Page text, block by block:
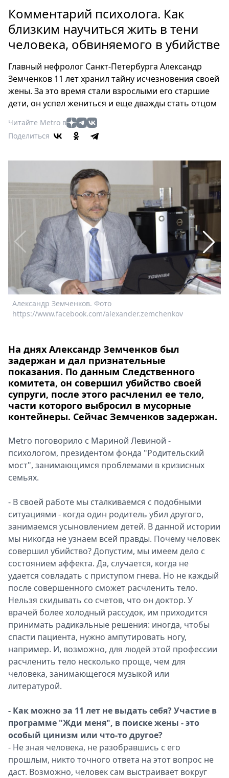
Россия
Мир
Здоровье
Туризм
Мода
Театр
Кино
Афиша
Книги
Выставки
Пресс-
релизы
Metro
Стримы
Спецпроекты
Звезды
Выборы
2026
Скачай
Metro
Комментарий психолога. Как
близким научиться жить в тени
человека, обвиняемого в убийстве
Главный нефролог Санкт-Петербурга Александр
Земченков 11 лет хранил тайну исчезновения своей
жены. За это время стали взрослыми его старшие
дети, он успел жениться и еще дважды стать отцом
Читайте Metro в
Поделиться
Александр Земченков. Фото
https://www.facebook.com/alexander.zemchenkov
На днях Александр Земченков был
задержан и дал признательные
показания. По данным Следственного
комитета, он совершил убийство своей
супруги, после этого расчленил ее тело,
части которого выбросил в мусорные
контейнеры. Сейчас Земченков задержан.
Metro поговорило с Мариной Левиной -
психологом, президентом фонда "Родительский
мост", занимающимся проблемами в кризисных
семьях.
- В своей работе мы сталкиваемся с подобными
ситуациями - когда один родитель убил другого,
занимаемся усыновлением детей. В данной истории
мы никогда не узнаем всей правды. Почему человек
совершил убийство? Допустим, мы имеем дело с
состоянием аффекта. Да, случается, когда не
удается совладать с приступом гнева. Но не каждый
после совершенного сможет расчленить тело.
Нельзя скидывать со счетов, что он доктор. У
врачей более холодный рассудок, им приходится
принимать радикальные решения: иногда, чтобы
спасти пациента, нужно ампутировать ногу,
например. И, возможно, для людей этой профессии
расчленить тело несколько проще, чем для
человека, занимающегося музыкой или
литературой.
- Как можно за 11 лет не выдать себя? Участие в
программе "Жди меня", в поиске жены - это
особый цинизм или что-то другое?
- Не зная человека, не разобравшись с его
прошлым, никто точного ответа на этот вопрос не
даст. Возможно, человек сам выстраивает вокруг